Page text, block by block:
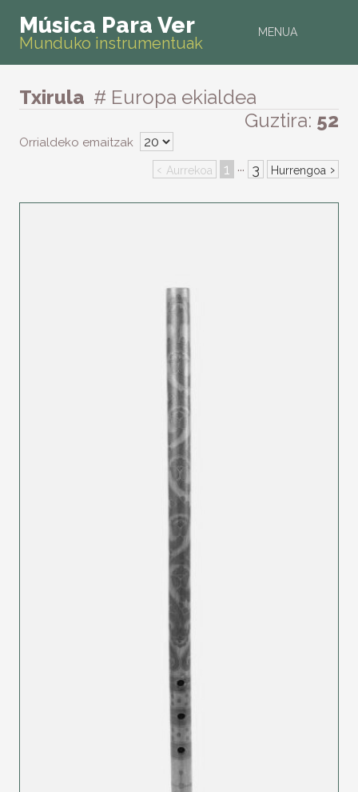
MENUA
Música Para Ver
Munduko instrumentuak
Txirula # Europa ekialdea
Guztira: 52
Orrialdeko emaitzak
‹ Aurrekoa 1 ··· 3 Hurrengoa ›